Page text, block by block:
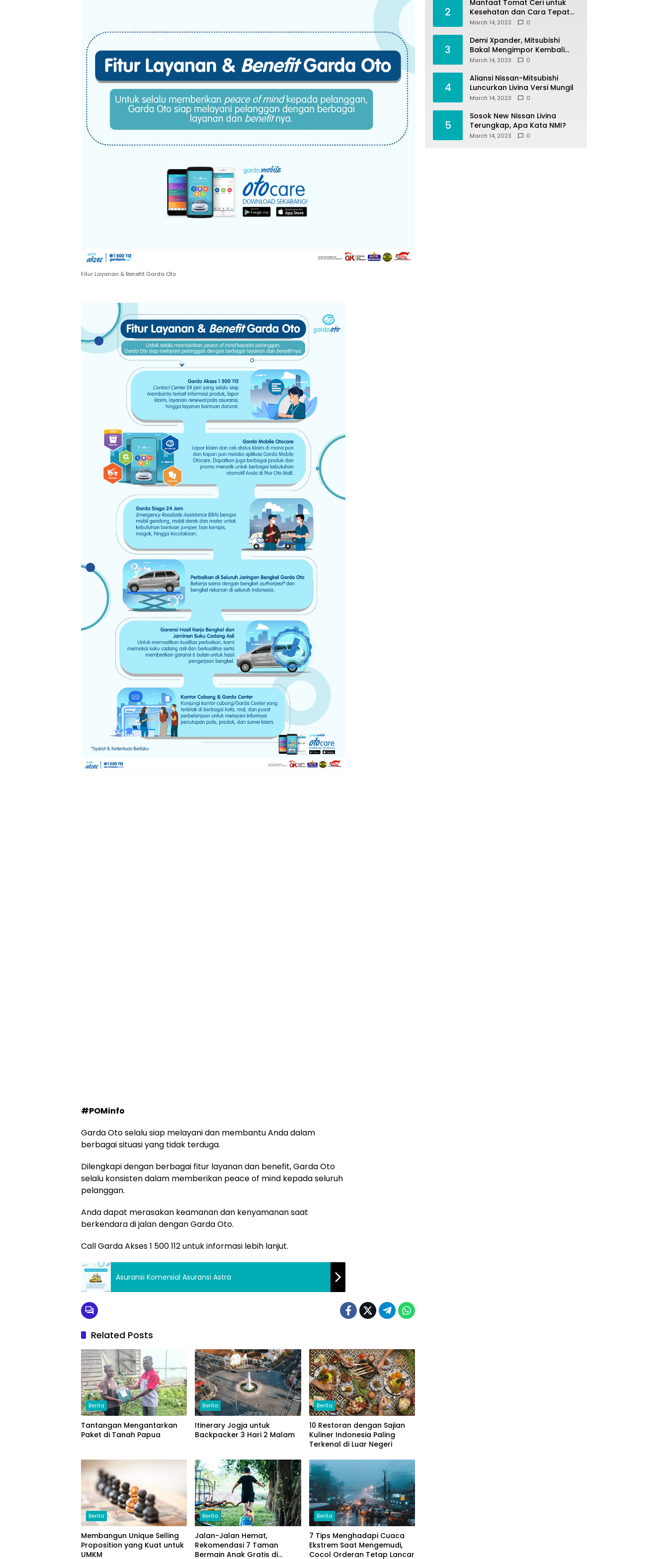
Fitur Layanan & Benefit Garda Oto
#POMinfo
Garda Oto selalu siap melayani dan membantu Anda dalam
berbagai situasi yang tidak terduga.
Dilengkapi dengan berbagai fitur layanan dan benefit, Garda Oto
selalu konsisten dalam memberikan peace of mind kepada seluruh
pelanggan.
Anda dapat merasakan keamanan dan kenyamanan saat
berkendara di jalan dengan Garda Oto.
Call Garda Akses 1 500 112 untuk informasi lebih lanjut.
Asuransi Komersial Asuransi Astra
Related Posts
Berita
Tantangan Mengantarkan
Paket di Tanah Papua
Berita
Itinerary Jogja untuk
Backpacker 3 Hari 2 Malam
Berita
10 Restoran dengan Sajian
Kuliner Indonesia Paling
Terkenal di Luar Negeri
Berita
Membangun Unique Selling
Proposition yang Kuat untuk
UMKM
Berita
Jalan-Jalan Hemat,
Rekomendasi 7 Taman
Bermain Anak Gratis di
Berita
7 Tips Menghadapi Cuaca
Ekstrem Saat Mengemudi,
Cocol Orderan Tetap Lancar
2
Manfaat Tomat Ceri untuk
Kesehatan dan Cara Tepat
Mengonsumsinya
March 14, 2023 0
3
Demi Xpander, Mitsubishi
Bakal Mengimpor Kembali
Pajero Sport
March 14, 2023 0
4
Aliansi Nissan-Mitsubishi
Luncurkan Livina Versi Mungil
March 14, 2023 0
5
Sosok New Nissan Livina
Terungkap, Apa Kata NMI?
March 14, 2023 0